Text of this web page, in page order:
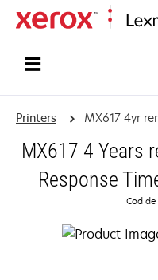
Printers MX617 4yr
MX617 4 Years
Response
Cod